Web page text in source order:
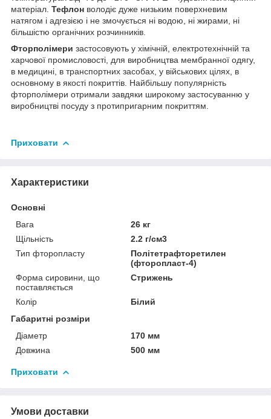
матеріал. Тефлон володіє дуже низьким поверхневим
натягом і адгезією і не змочується ні водою, ні жирами, ні
більшістю органічних розчинників.
Фторполімери застосовують у хімічній, електротехнічній та
харчової промисловості, для виробництва мембранної одягу,
в медицині, в транспортних засобах, у військових цілях, в
основному в якості покриттів. Найбільшу популярність
фторполімери отримали завдяки широкому застосуванню у
виробництві посуду з протипригарним покриттям.
Приховати
Характеристики
Основні
Вага
26 кг
Щільність
2.2 г/см3
Тип фторопласту
Політетрафторетилен
(фторопласт-4)
Форма сировини, що
поставляється
Стрижень
Колір
Білий
Габаритні розміри
Діаметр
170 мм
Довжина
500 мм
Приховати
Умови доставки